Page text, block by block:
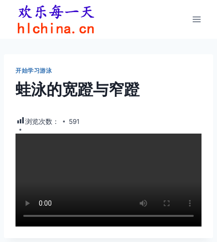
开始学习游泳
蛙泳的宽蹬与窄蹬
浏览次数： 591